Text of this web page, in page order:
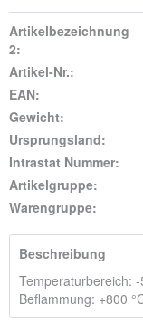
Artikelbezeichnung
2:
Artikel-Nr.:
EAN:
Gewicht:
Ursprungsland:
Intrastat Nummer:
Artikelgruppe:
Warengruppe:
Beschreibung
Temperaturbereich:
Beflammung: +800